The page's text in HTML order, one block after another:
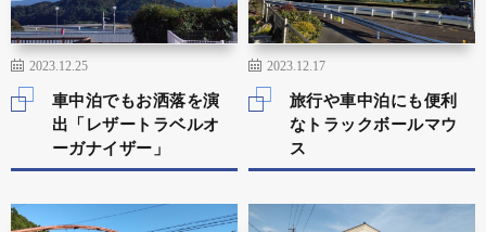
2023.12.25
車中泊でもお洒落を演
出「レザートラベルオ
ーガナイザー」
2023.12.17
旅行や車中泊にも便利
なトラックボールマウ
ス